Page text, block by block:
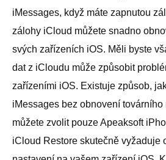
iMessages, když máte zapnutou
zálohy iCloud můžete snadno
svých zařízeních iOS. Měli byste
dat z iCloudu může způsobit
zařízeními iOS. Existuje způsob,
iMessages bez obnovení
můžete zvolit pouze Apeaksoft
iCloud Restore skutečně vyžaduje